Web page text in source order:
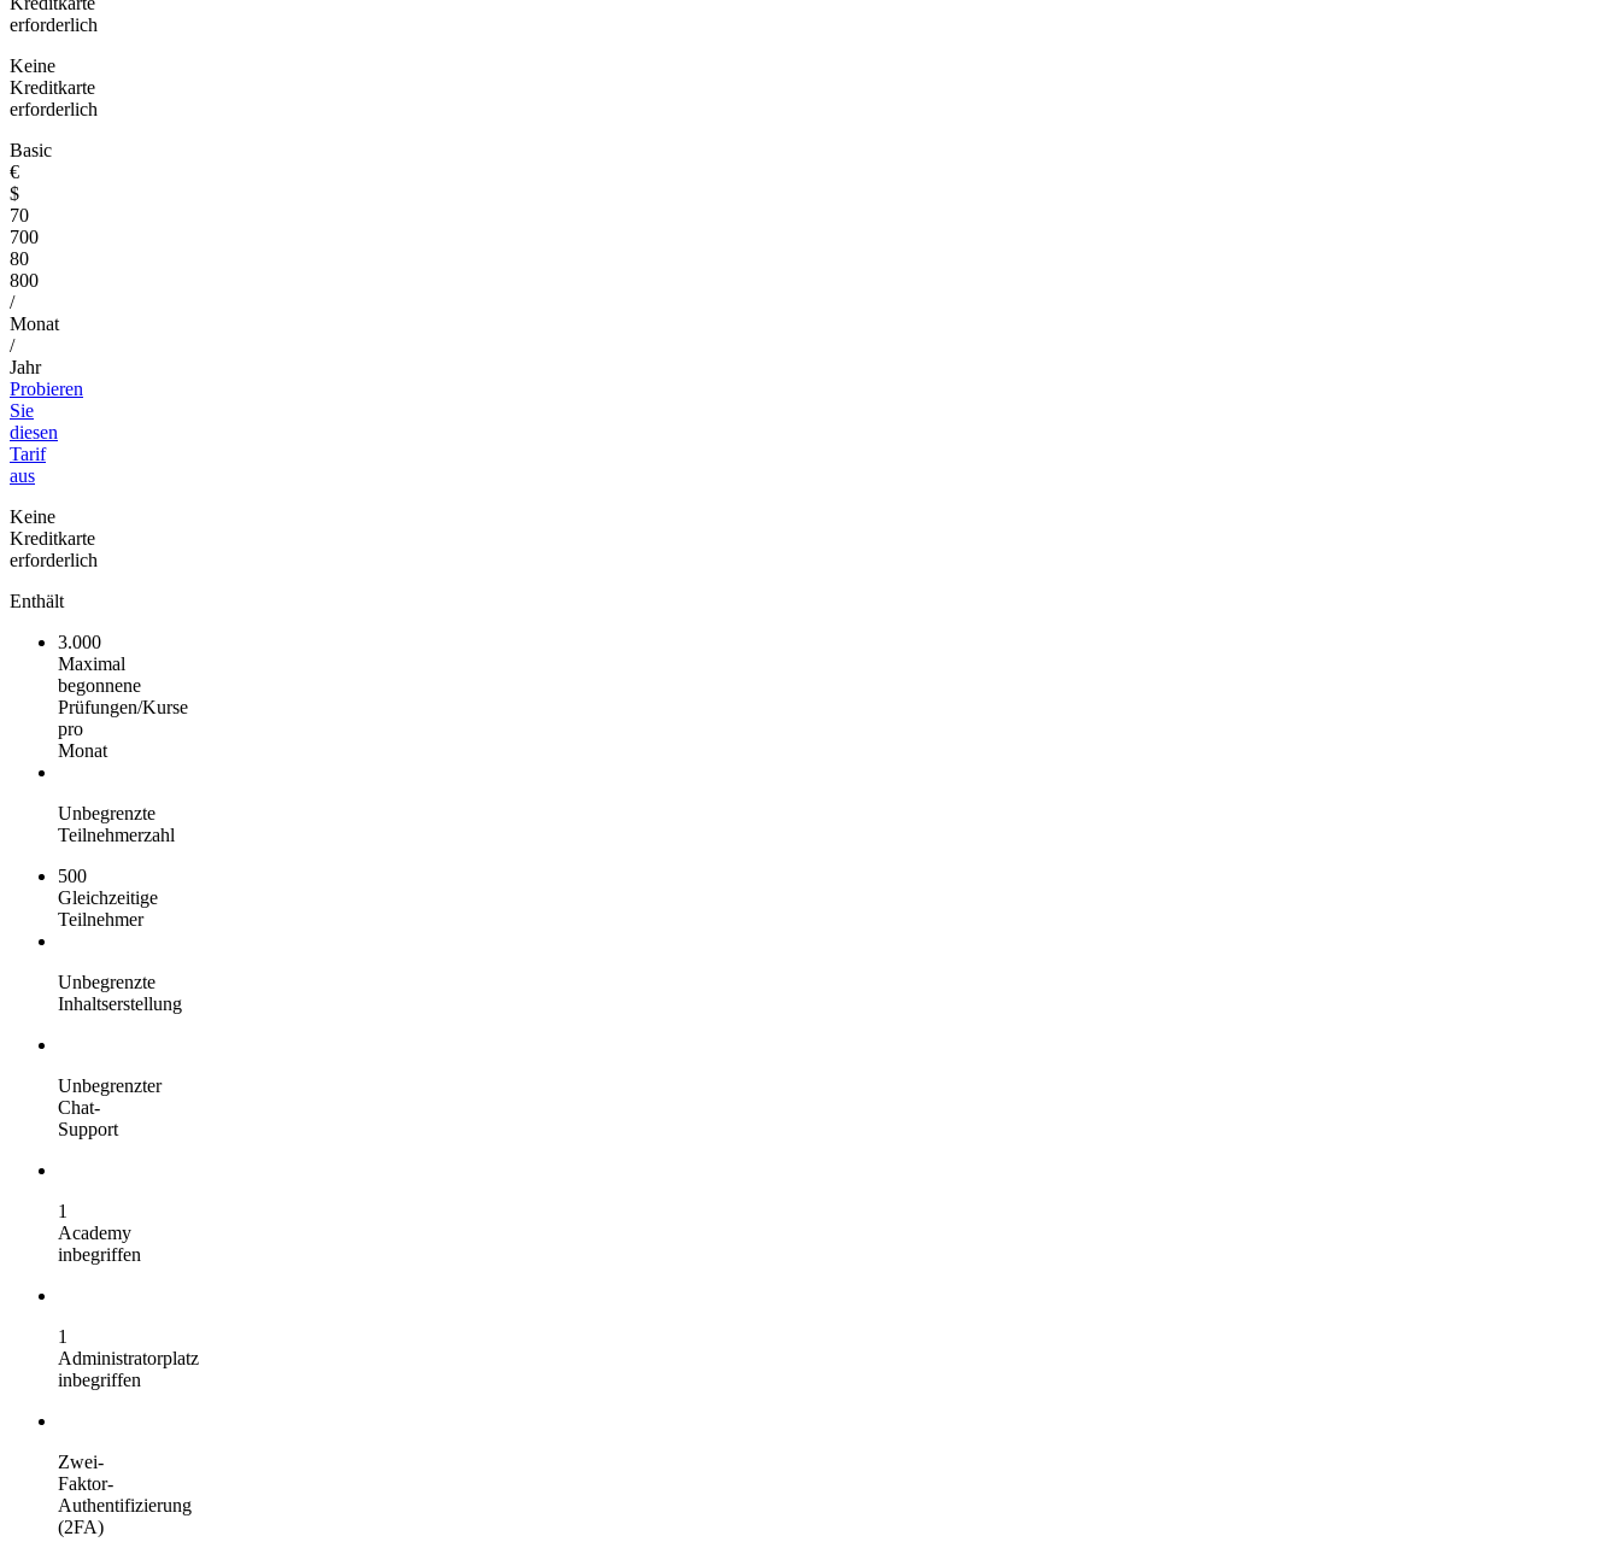
erforderlich
Keine
Kreditkarte
erforderlich
Basic
€
$
70
700
80
800
/
Monat
/
Jahr
Probieren
Sie
diesen
Tarif
aus
Keine
Kreditkarte
erforderlich
Enthält
3.000
Maximal
begonnene
Prüfungen/Kurse
pro
Monat
Unbegrenzte
Teilnehmerzahl
500
Gleichzeitige
Teilnehmer
Unbegrenzte
Inhaltserstellung
Unbegrenzter
Chat-
Support
1
Academy
inbegriffen
1
Administratorplatz
inbegriffen
Zwei-
Faktor-
Authentifizierung
(2FA)